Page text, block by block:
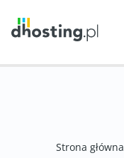
Strona główna